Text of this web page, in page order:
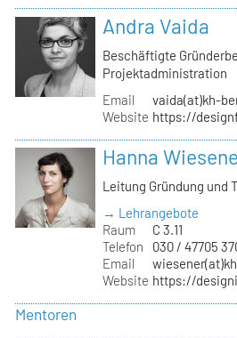
Andra Vaida
Beschäftigte
Projektadministration
Email
vaida(at)kh-
Website https://
Hanna
Leitung Gründung und
→ Lehrangebote
Raum
C 3.11
Telefon
030 / 47705
Email
Website https://
Mentoren